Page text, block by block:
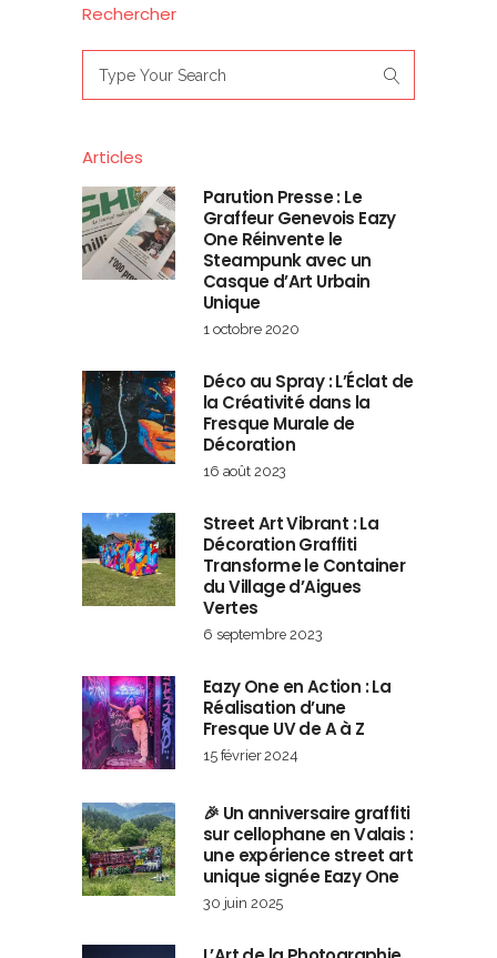
Rechercher
for:
Articles
Parution Presse : Le
Graffeur Genevois Eazy
One Réinvente le
Steampunk avec un
Casque d’Art Urbain
Unique
1 octobre 2020
Déco au Spray : L’Éclat de
la Créativité dans la
Fresque Murale de
Décoration
16 août 2023
Street Art Vibrant : La
Décoration Graffiti
Transforme le Container
du Village d’Aigues
Vertes
6 septembre 2023
Eazy One en Action : La
Réalisation d’une
Fresque UV de A à Z
15 février 2024
🎉 Un anniversaire graffiti
sur cellophane en Valais :
une expérience street art
unique signée Eazy One
30 juin 2025